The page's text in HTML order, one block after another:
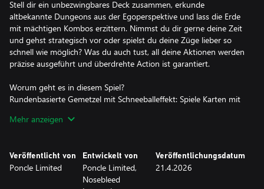
Stell dir ein unbezwingbares Deck zusammen, erkunde
altbekannte Dungeons aus der Egoperspektive und lass die Erde
mit mächtigen Kombos erzittern. Nimmst du dir gerne deine Zeit
und gehst strategisch vor oder spielst du deine Züge lieber so
schnell wie möglich? Was du auch tust, all deine Aktionen werden
präzise ausgeführt und überdrehte Action ist garantiert.
Worum geht es in diesem Spiel?
Rundenbasierte Gemetzel mit Schneeballeffekt: Spiele Karten mit
Karte wirkt als Multiplikator für den Effekt der nächsten Karte.
Du bestimmst das Tempo: Nimmst du dir lieber Zeit und gehst
taktisch vor oder spielst du deine Züge lieber so schnell wie
möglich? Was du auch tust, all deine Aktionen werden präzise
Mehr anzeigen
Veröffentlicht von
Poncle Limited
Entwickelt von
Poncle Limited,
Nosebleed
Veröffentlichungsdatum
21.4.2026